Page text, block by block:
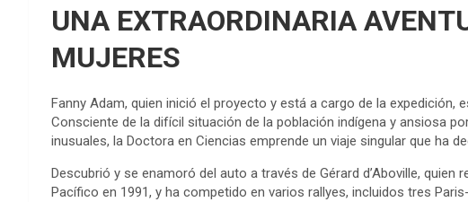
UNA EXTRAORDINARIA
MUJERES
Fanny Adam, quien inició el proyecto y está a cargo de la expedición,
Consciente de la difícil situación de la población indígena y ansiosa
inusuales, la Doctora en Ciencias emprende un viaje singular que ha
Descubrió y se enamoró del auto a través de Gérard d’Aboville,
Pacífico en 1991, y ha competido en varios rallyes, incluidos tres